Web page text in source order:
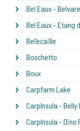
Bel Eaux - Belvare
Bel Eaux - Etang
Bel'ecaille
Boschetto
Boux
Carpfarm Lake
CarpInsula - Belly
CarpInsula - Dino